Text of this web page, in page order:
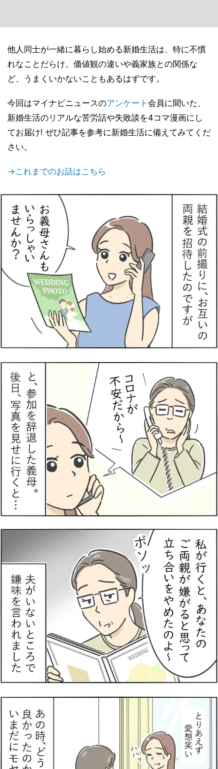
他人同士が一緒に暮らし始める新婚生活は、特に不慣
れなことだらけ。価値観の違いや義家族との関係な
ど、うまくいかないこともあるはずです。
今回はマイナビニュースのアンケート 会員に聞いた、
新婚生活のリアルな苦労話や失敗談を4コマ漫画にし
てお届け! ぜひ記事を参考に新婚生活に備えてみてくだ
さい。
→これまでのお話はこちら